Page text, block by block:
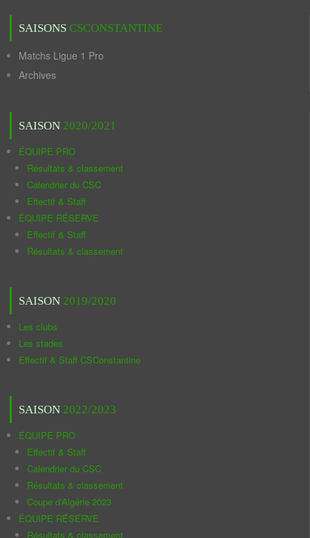
SAISONS CSCONSTANTINE
Matchs Ligue 1 Pro
Archives
SAISON 2020/2021
ÉQUIPE PRO
Résultats & classement
Calendrier du CSC
Effectif & Staff
ÉQUIPE RÉSERVE
Effectif & Staff
Résultats & classement
SAISON 2019/2020
Les clubs
Les stades
Effectif & Staff CSConstantine
SAISON 2022/2023
ÉQUIPE PRO
Effectif & Staff
Calendrier du CSC
Résultats & classement
Coupe d'Algérie 2023
ÉQUIPE RÉSERVE
Résultats & classement